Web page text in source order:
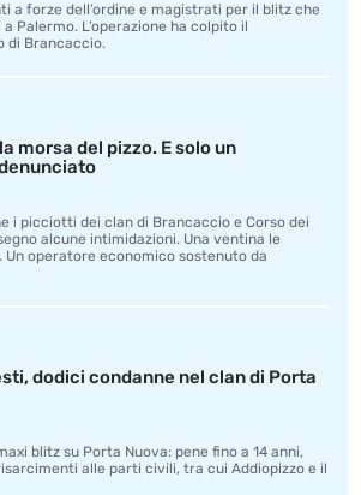
a forze dell’ordine e magistrati per il blitz che
Palermo. L’operazione ha colpito il
di Brancaccio.
morsa del pizzo. E solo un
i picciotti dei clan di Brancaccio e Corso dei
alcune intimidazioni. Una ventina le
operatore economico sostenuto da
dodici condanne nel clan di Porta
blitz su Porta Nuova: pene fino a 14 anni,
alle parti civili, tra cui Addiopizzo e il